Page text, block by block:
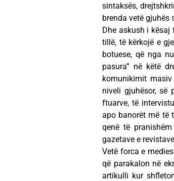
sintaksës,
brenda vetë gjuhës
Dhe askush i kësaj
tillë, të kërkojë e
botuese, që nga
pasura” në këtë
komunikimit
niveli gjuhësor, së
ftuarve, të
apo banorët më të
qenë të
gazetave e
Vetë forca e
që parakalon në
artikulli kur